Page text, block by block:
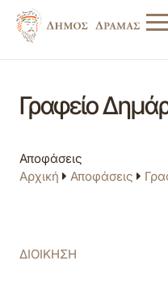
Γραφείο
Αποφάσεις
Αρχική
Αποφάσεις
ΔΙΟΙΚΗΣΗ